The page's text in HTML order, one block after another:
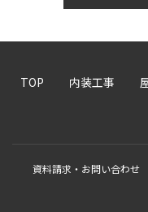
TOP 内装工事
資料請求・お問い合わせ